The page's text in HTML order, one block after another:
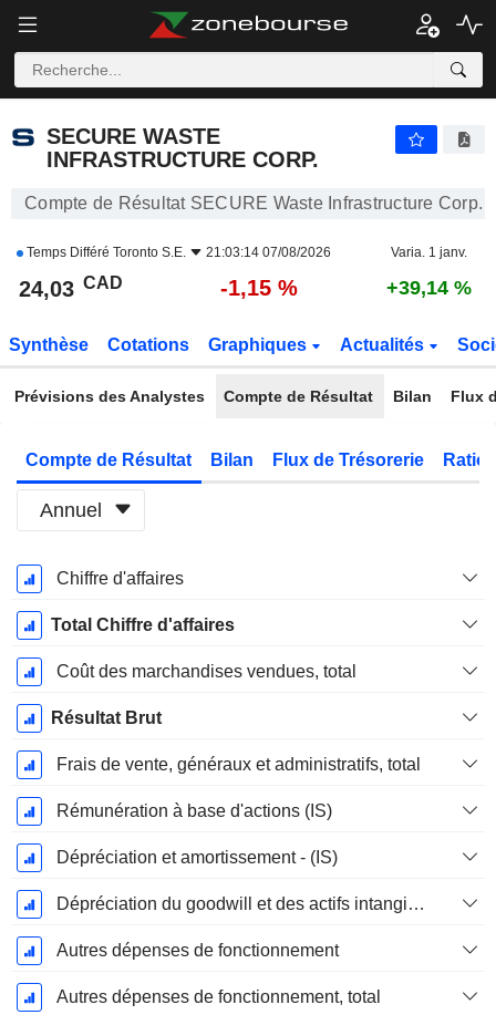
SECURE WASTE
INFRASTRUCTURE CORP.
Compte de Résultat SECURE Waste Infrastructure Corp.
Temps Différé Toronto S.E. 21:03:14 07/08/2026 Varia. 1 janv.
24,03 CAD -1,15 % +39,14 %
Synthèse Cotations Graphiques Actualités
Prévisions des Analystes Compte de Résultat Bilan Flux
Compte de Résultat Bilan Flux de Trésorerie
Annuel
Période
Fiscale:
Décembre
Chiffre d'affaires
Total Chiffre d'affaires
Coût des marchandises vendues, total
Résultat Brut
Frais de vente, généraux et administratifs, total
Rémunération à base d'actions (IS)
Dépréciation et amortissement - (IS)
Dépréciation du goodwill et des actifs intangibles
Autres dépenses de fonctionnement
Autres dépenses de fonctionnement, total